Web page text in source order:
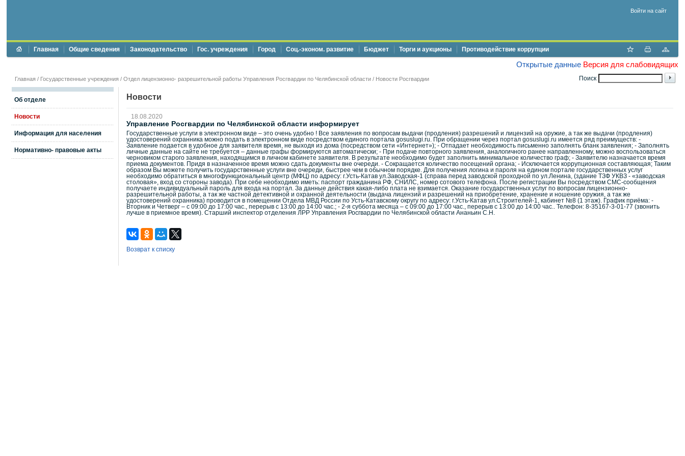
Войти на сайт
Главная Общие сведения Законодательство Гос. учреждения Город Соц.-эконом. развитие Бюджет Торги и аукционы Противодействие коррупции
Открытые данные Версия для слабовидящих
Поиск
Главная / Государственные учреждения / Отдел лицензионно- разрешительной работы Управления Росгвардии по Челябинской области / Новости Росгвардии
Об отделе
Новости
Информация для населения
Нормативно- правовые акты
Новости
18.08.2020
Управление Росгвардии по Челябинской области информирует
Государственные услуги в электронном виде – это очень удобно ! Все заявления по вопросам выдачи (продления) разрешений и лицензий на оружие, а так же выдачи (продления)
удостоверений охранника можно подать в электронном виде посредством единого портала gosuslugi.ru. При обращении через портал gosuslugi.ru имеется ряд преимуществ: -
Заявление подается в удобное для заявителя время, не выходя из дома (посредством сети «Интернет»); - Отпадает необходимость письменно заполнять бланк заявления; - Заполнять
личные данные на сайте не требуется – данные графы формируются автоматически; - При подаче повторного заявления, аналогичного ранее направленному, можно воспользоваться
черновиком старого заявления, находящимся в личном кабинете заявителя. В результате необходимо будет заполнить минимальное количество граф; - Заявителю назначается время
приема документов. Придя в назначенное время можно сдать документы вне очереди. - Сокращается количество посещений органа; - Исключается коррупционная составляющая; Таким
образом Вы можете получить государственные услуги вне очереди, быстрее чем в обычном порядке. Для получения логина и пароля на едином портале государственных услуг
необходимо обратиться в многофункциональный центр (МФЦ) по адресу: г.Усть-Катав ул.Заводская-1 (справа перед заводской проходной по ул.Ленина, (здание ТЗФ УКВЗ - «заводская
столовая», вход со стороны завода). При себе необходимо иметь: паспорт гражданина РФ, СНИЛС, номер сотового телефона. После регистрации Вы посредством СМС-сообщения
получаете индивидуальный пароль для входа на портал. За данные действия какая-либо плата не взимается. Оказание государственных услуг по вопросам лицензионно-
разрешительной работы, а так же частной детективной и охранной деятельности (выдача лицензий и разрешений на приобретение, хранение и ношение оружия, а так же
удостоверений охранника) проводится в помещении Отдела МВД России по Усть-Катавскому округу по адресу: г.Усть-Катав ул.Строителей-1, кабинет №8 (1 этаж). График приёма: -
Вторник и Четверг – с 09:00 до 17:00 час., перерыв с 13:00 до 14:00 час.; - 2-я суббота месяца – с 09:00 до 17:00 час., перерыв с 13:00 до 14:00 час.. Телефон: 8-35167-3-01-77 (звонить
лучше в приемное время). Старший инспектор отделения ЛРР Управления Росгвардии по Челябинской области Ананьин С.Н.
Возврат к списку